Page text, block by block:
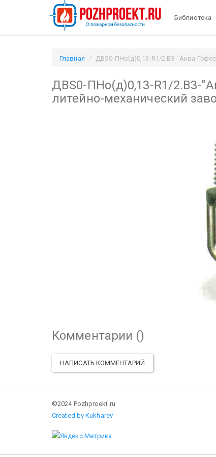
Библиотека
Главная ДВS0-ПНо(д)0,13-R1/2.В3-"Аква-
ДВS0-ПНо(д)0,13-R1/2.В3-
литейно-механический
Комментарии ()
НАПИСАТЬ КОММЕНТАРИЙ
©2024 Pozhproekt.ru
Created by Kukharev